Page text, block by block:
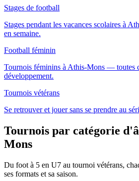
Stages de football
Stages pendant les vacances scolaires à
en semaine.
Football féminin
Tournois féminins à Athis-Mons — toutes
développement.
Tournois vétérans
Se retrouver et jouer sans se prendre au
Tournois par catégorie
Mons
Du foot à 5 en U7 au tournoi vétérans,
ses formats et sa saison.